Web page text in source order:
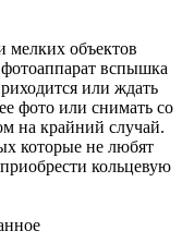
мелких объектов
фотоаппарат вспышка
или ждать
фото или снимать со
на крайний случай.
которые не любят
кольцевую